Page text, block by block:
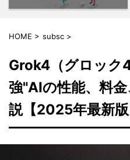
HOME > subsc >
Grok4（グロック
強"AIの性能、料
説【2025年最新版